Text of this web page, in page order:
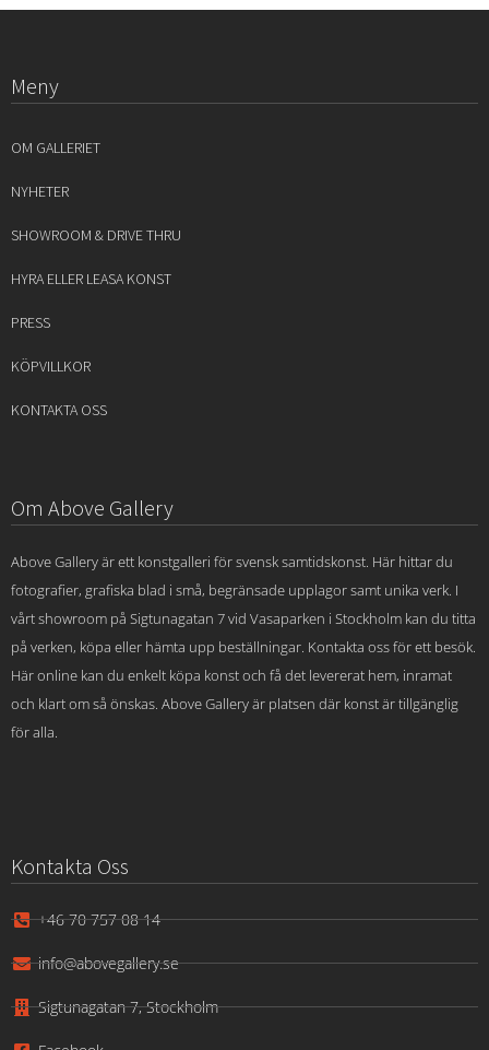
Meny
OM GALLERIET
NYHETER
SHOWROOM & DRIVE THRU
HYRA ELLER LEASA KONST
PRESS
KÖPVILLKOR
KONTAKTA OSS
Om Above Gallery
Above Gallery är ett konstgalleri för svensk samtidskonst. Här hittar du
fotografier, grafiska blad i små, begränsade upplagor samt unika verk. I
vårt showroom på Sigtunagatan 7 vid Vasaparken i Stockholm kan du titta
på verken, köpa eller hämta upp beställningar. Kontakta oss för ett besök.
Här online kan du enkelt köpa konst och få det levererat hem, inramat
och klart om så önskas. Above Gallery är platsen där konst är tillgänglig
för alla.
Kontakta Oss
+46 70 757 08 14
info@abovegallery.se
Sigtunagatan 7, Stockholm